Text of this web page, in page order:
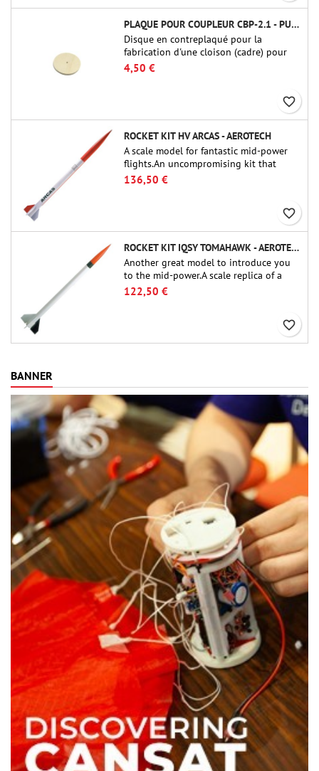
PLAQUE POUR COUPLEUR CBP-2.1 - PUBLIC MISSILES LTD.
Disque en contreplaqué pour la
fabrication d'une cloison (cadre) pour
raccords tubulaires de 54 mm de Public
Missiles Ltd. (PT-2.1 ou QT-2.1)
4,50 €
favorite_border
ROCKET KIT HV ARCAS - AEROTECH
A scale model for fantastic mid-power
flights.An uncompromising kit that
allows you to build a replica of one of
the most famous sounding-rocket ever.
136,50 €
favorite_border
ROCKET KIT IQSY TOMAHAWK - AEROTECH
Another great model to introduce you
to the mid-power.A scale replica of a
famous sounding rocket, small in size
and peefect to move to higher-level kits.
122,50 €
favorite_border
BANNER